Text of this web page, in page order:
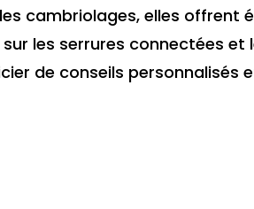
cambriolages, elles offrent
les serrures connectées et
de conseils personnalisés